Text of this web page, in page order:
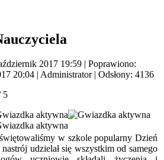
2017 19:59
Poprawiono:
20:04 Administrator| Odsłony: 4136
5
w szkole popularny Dzień
udzielał się wszystkim od samego